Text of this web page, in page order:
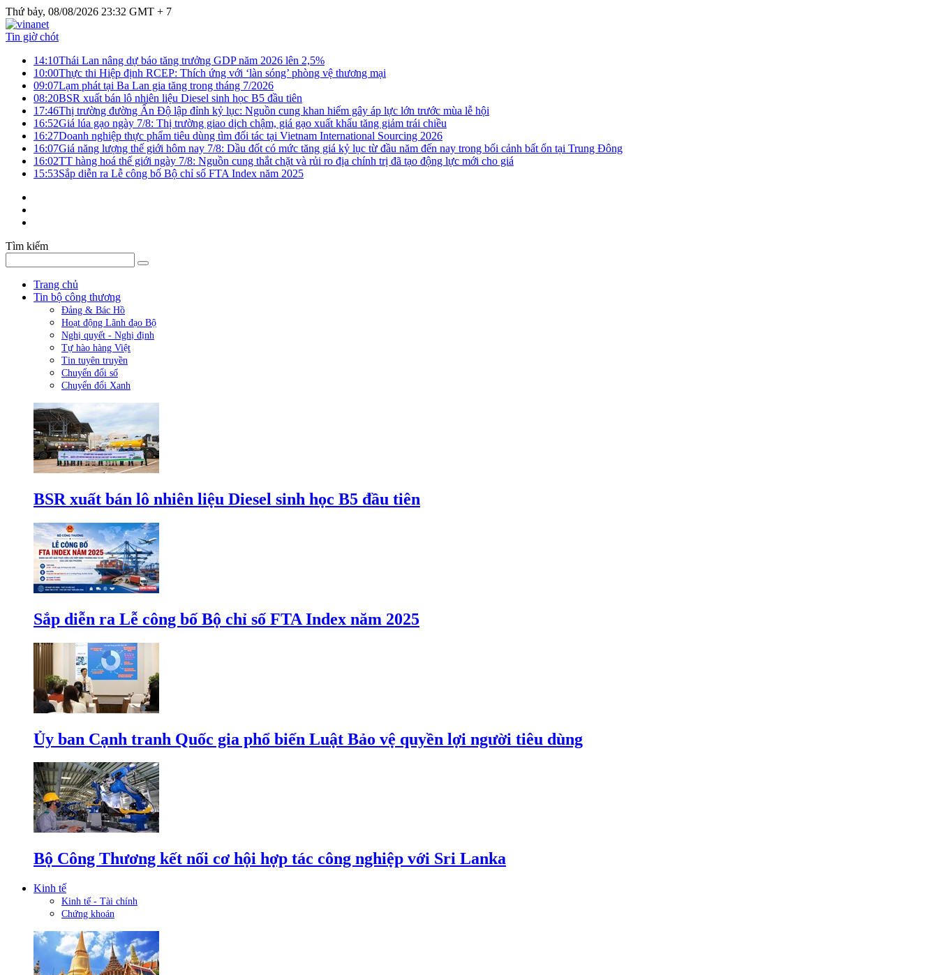
Thứ bảy, 08/08/2026 23:32 GMT + 7
Tin giờ chót
14:10Thái Lan nâng dự báo tăng trưởng GDP năm 2026 lên 2,5%
10:00Thực thi Hiệp định RCEP: Thích ứng với ‘làn sóng’ phòng vệ thương mại
09:07Lạm phát tại Ba Lan gia tăng trong tháng 7/2026
08:20BSR xuất bán lô nhiên liệu Diesel sinh học B5 đầu tiên
17:46Thị trường đường Ấn Độ lập đỉnh kỷ lục: Nguồn cung khan hiếm gây áp lực lớn trước mùa lễ hội
16:52Giá lúa gạo ngày 7/8: Thị trường giao dịch chậm, giá gạo xuất khẩu tăng giảm trái chiều
16:27Doanh nghiệp thực phẩm tiêu dùng tìm đối tác tại Vietnam International Sourcing 2026
16:07Giá năng lượng thế giới hôm nay 7/8: Dầu đốt có mức tăng giá kỷ lục từ đầu năm đến nay trong bối cảnh bất ổn tại Trung Đông
16:02TT hàng hoá thế giới ngày 7/8: Nguồn cung thắt chặt và rủi ro địa chính trị đã tạo động lực mới cho giá
15:53Sắp diễn ra Lễ công bố Bộ chỉ số FTA Index năm 2025
Tìm kiếm
Trang chủ
Tin bộ công thương
Đảng & Bác Hồ
Hoạt động Lãnh đạo Bộ
Nghị quyết - Nghị định
Tự hào hàng Việt
Tin tuyên truyền
Chuyển đổi số
Chuyển đổi Xanh
BSR xuất bán lô nhiên liệu Diesel sinh học B5 đầu tiên
Sắp diễn ra Lễ công bố Bộ chỉ số FTA Index năm 2025
Ủy ban Cạnh tranh Quốc gia phổ biến Luật Bảo vệ quyền lợi người tiêu dùng
Bộ Công Thương kết nối cơ hội hợp tác công nghiệp với Sri Lanka
Kinh tế
Kinh tế - Tài chính
Chứng khoán